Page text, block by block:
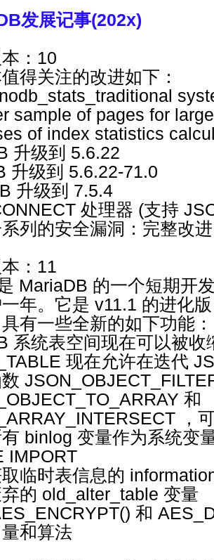
发展记事(202x)
：10
得关注的改进如下：
sample of pages for
of index statistics
升级到 5.6.22
升级到 5.6.22-71.0
升级到 7.5.4
处理器 (支持
列的安全漏洞：完整改
：11
MariaDB 的一个短期开
年。它是 v11.1 的进化
有一些全新的如下功能：
系统表空间现在可以被收
现在允许在迭代
和
，
binlog 变量作为系统变
IMPORT
临时表信息的
的 old_alter_table 变量
和
和算法